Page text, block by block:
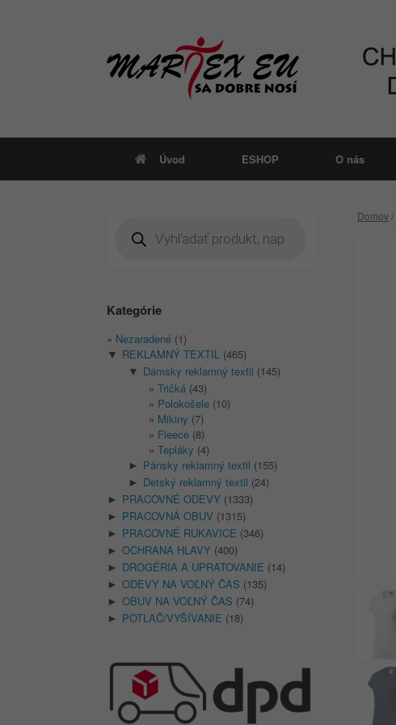
Úvod ESHOP O nás
Domov/
search
Kategórie
Nezaradené (1)
▼ REKLAMNÝ TEXTIL (465)
▼ Dámsky reklamný textil (145)
Tričká (43)
Polokošele (10)
Mikiny (7)
Fleece (8)
Tepláky (4)
► Pánsky reklamný textil (155)
► Detský reklamný textil (24)
► PRACOVNÉ ODEVY (1333)
► PRACOVNÁ OBUV (1315)
► PRACOVNÉ RUKAVICE (346)
► OCHRANA HLAVY (400)
► DROGÉRIA A UPRATOVANIE (14)
► ODEVY NA VOĽNÝ ČAS (135)
► OBUV NA VOĽNÝ ČAS (74)
► POTLAČ/VYŠÍVANIE (18)